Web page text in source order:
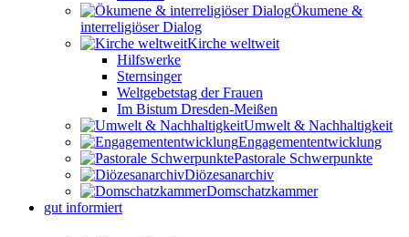
Ökumene &
interreligiöser Dialog
Kirche weltweit
Hilfswerke
Sternsinger
Weltgebetstag der Frauen
Im Bistum Dresden-Meißen
Umwelt & Nachhaltigkeit
Engagemententwicklung
Pastorale Schwerpunkte
Diözesanarchiv
Domschatzkammer
gut informiert